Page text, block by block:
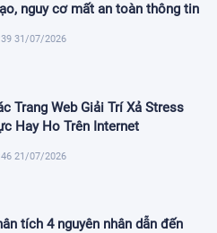
nguy cơ mất an toàn thông tin
31/07/2026
Trang Web Giải Trí Xả Stress
Hay Ho Trên Internet
21/07/2026
tích 4 nguyên nhân dẫn đến